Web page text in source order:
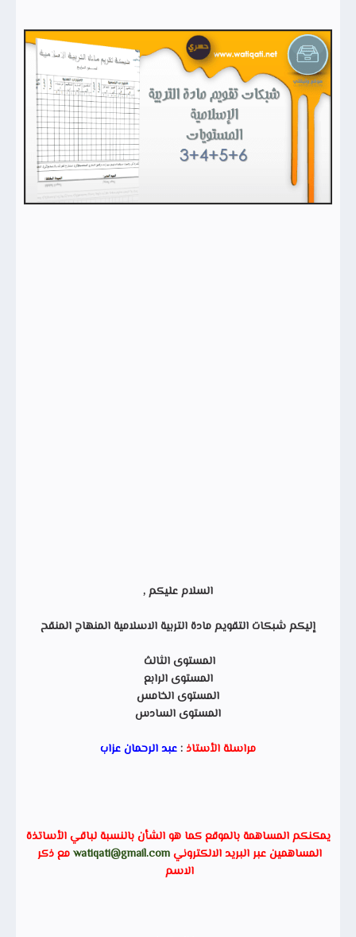
السلام عليكم ,
إليكم شبكات التقويم مادة التربية الاسلامية المنهاج المنقح
المستوى الثالث
المستوى الرابع
المستوى الخامس
المستوى السادس
مراسلة الأستاذ:عبد الرحمان عزاب
يمكنكم المساهمة بالموقع كما هو الشأن بالنسبة لباقي الأساتذة
المساهمين عبر البريد الالكترونيwatiqati@gmail.comمع ذكر
الاسم